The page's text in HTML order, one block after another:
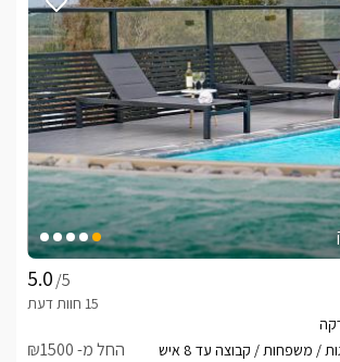
ומסעדות בקרבת בלנקו סוויטת
/5
החל מ- ₪1500